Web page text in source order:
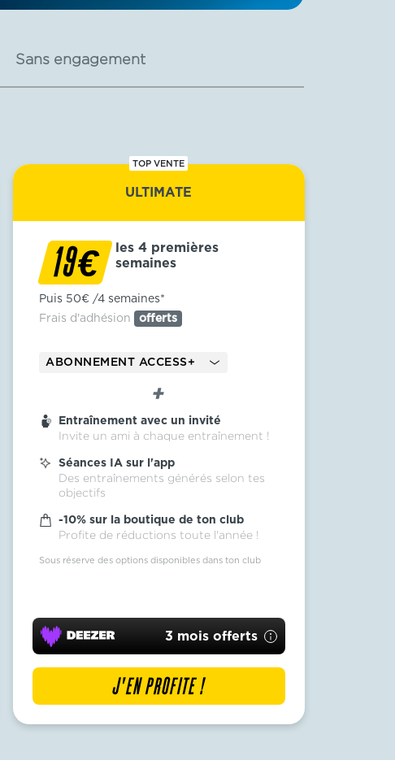
Sans engagement
TOP VENTE
ULTIMATE
19€
les 4 premières
semaines
Puis 50€ /4 semaines*
Frais d'adhésion offerts
ABONNEMENT ACCESS+
Entraînement avec un invité
Invite un ami à chaque entraînement !
Séances IA sur l'app
Des entraînements générés selon tes
objectifs
-10% sur la boutique de ton club
Profite de réductions toute l'année !
Sous réserve des options disponibles dans ton club
3 mois offerts
J'EN PROFITE !